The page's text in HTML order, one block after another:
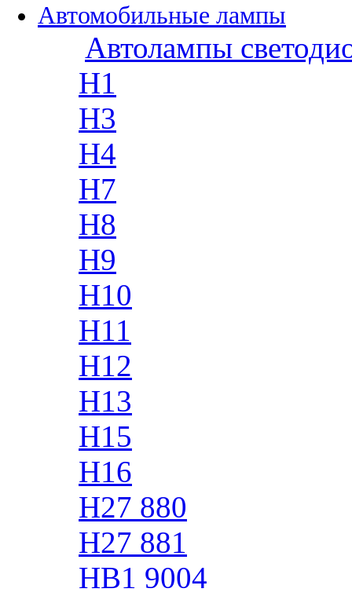
Автомобильные лампы
Автолампы
H1
H3
H4
H7
H8
H9
H10
H11
H12
H13
H15
H16
H27 880
H27 881
HB1 9004